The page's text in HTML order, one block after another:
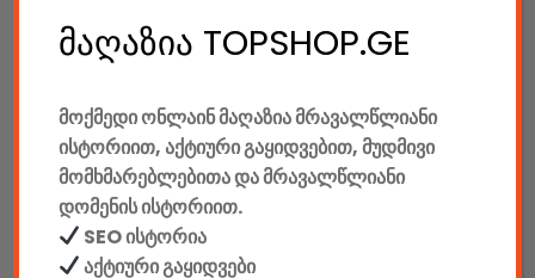
არ არის გაყიდვაში
SKU: 9014
კატეგორიები:კაბელიანი კლავიატურები,კლავიატურები
კომპიუტერები & აქსესუარები
აქსესუარები,ყურსასმენები მიკროფონით
მაღაზია TOPSHOP.GE
მოქმედი ონლაინ მაღაზია მრავალწლიანი
ისტორიით, აქტიური გაყიდვებით, მუდმივი
მომხმარებლებითა და მრავალწლიანი
დომენის ისტორიით.
SEO ისტორია
აქტიური გაყიდვები